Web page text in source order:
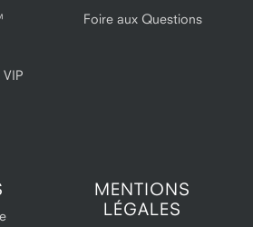
Foire aux Questions
MENTIONS
LÉGALES